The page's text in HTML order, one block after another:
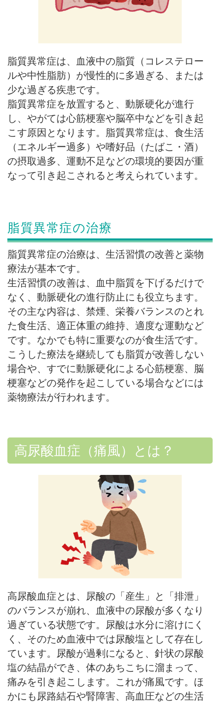
脂質異常症は、血液中の脂質（コレステロー
ルや中性脂肪）が慢性的に多過ぎる、または
少な過ぎる疾患です。
脂質異常症を放置すると、動脈硬化が進行
し、やがては心筋梗塞や脳卒中などを引き起
こす原因となります。脂質異常症は、食生活
（エネルギー過多）や嗜好品（たばこ・酒）
の摂取過多、運動不足などの環境的要因が重
なって引き起こされると考えられています。
脂質異常症の治療
脂質異常症の治療は、生活習慣の改善と薬物
療法が基本です。
生活習慣の改善は、血中脂質を下げるだけで
なく、動脈硬化の進行防止にも役立ちます。
その主な内容は、禁煙、栄養バランスのとれ
た食生活、適正体重の維持、適度な運動など
です。なかでも特に重要なのが食生活です。
こうした療法を継続しても脂質が改善しない
場合や、すでに動脈硬化による心筋梗塞、脳
梗塞などの発作を起こしている場合などには
薬物療法が行われます。
高尿酸血症（痛風）とは？
高尿酸血症とは、尿酸の「産生」と「排泄」
のバランスが崩れ、血液中の尿酸が多くなり
過ぎている状態です。尿酸は水分に溶けにく
く、そのため血液中では尿酸塩として存在し
ています。尿酸が過剰になると、針状の尿酸
塩の結晶ができ、体のあちこちに溜まって、
痛みを引き起こします。これが痛風です。ほ
かにも尿路結石や腎障害、高血圧などの生活